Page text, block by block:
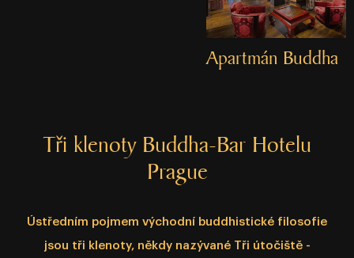
Apartmán Buddha
Tři klenoty Buddha⁠⁠⁠⁠⁠⁠⁠⁠-⁠⁠⁠⁠⁠⁠⁠⁠Bar Hotelu
Prague
Ústředním pojmem východní buddhistické filosofie
jsou tři klenoty, někdy nazývané Tři útočiště ⁠⁠⁠⁠⁠⁠⁠⁠-⁠⁠⁠⁠⁠⁠⁠⁠